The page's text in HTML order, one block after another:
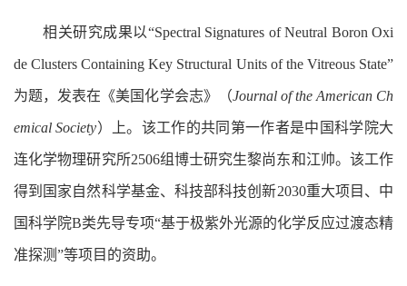
相关研究成果以“Spectral Signatures of Neutral Boron Oxi
de Clusters Containing Key Structural Units of the Vitreous State”
为题，发表在《美国化学会志》（Journal of the American Ch
emical Society）上。该工作的共同第一作者是中国科学院大
连化学物理研究所2506组博士研究生黎尚东和江帅。该工作
得到国家自然科学基金、科技部科技创新2030重大项目、中
国科学院B类先导专项“基于极紫外光源的化学反应过渡态精
准探测”等项目的资助。